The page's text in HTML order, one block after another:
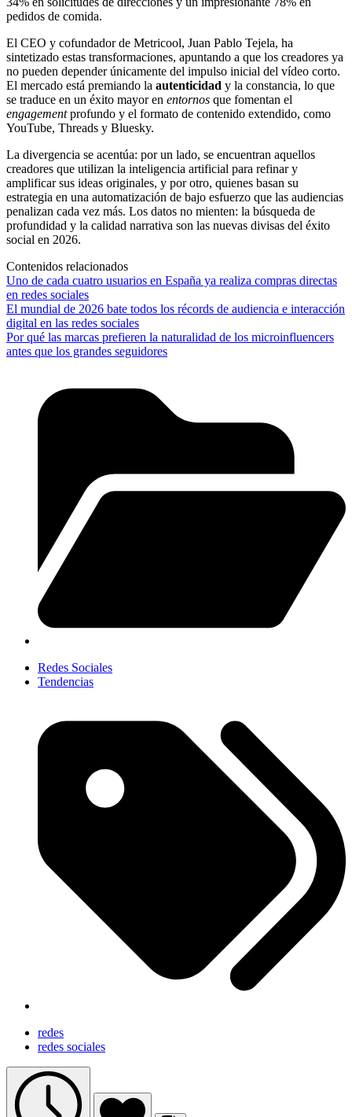
pedidos de comida.
El CEO y cofundador de Metricool, Juan Pablo Tejela, ha
sintetizado estas transformaciones, apuntando a que los creadores ya
no pueden depender únicamente del impulso inicial del vídeo corto.
El mercado está premiando la autenticidad y la constancia, lo que
se traduce en un éxito mayor en entornos que fomentan el
engagementprofundo y el formato de contenido extendido, como
YouTube, Threads y Bluesky.
La divergencia se acentúa: por un lado, se encuentran aquellos
creadores que utilizan la inteligencia artificial para refinar y
amplificar sus ideas originales, y por otro, quienes basan su
estrategia en una automatización de bajo esfuerzo que las audiencias
penalizan cada vez más. Los datos no mienten: la búsqueda de
profundidad y la calidad narrativa son las nuevas divisas del éxito
social en 2026.
Contenidos relacionados
Uno de cada cuatro usuarios en España ya realiza compras directas
en redes sociales
El mundial de 2026 bate todos los récords de audiencia e interacción
digital en las redes sociales
Por qué las marcas prefieren la naturalidad de los microinfluencers
antes que los grandes seguidores
Redes Sociales
Tendencias
redes
redes sociales